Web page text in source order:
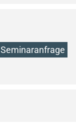
Seminaranfrage